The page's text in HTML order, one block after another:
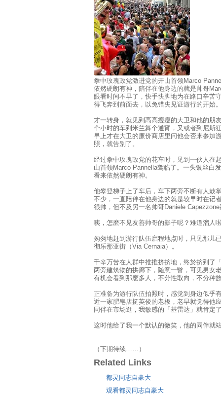
拳中玫瑰政党激进党的开山首领Marco
依然硬朗有神，陪伴在他身边的就是帅哥
眼看时间不早了，快手快脚地为在路口辛苦
得飞奔到前面去，以免错失见证游行的开始
才一转身，就见到高高瘦瘦的大卫和他的朋
个小时的车到米兰舞个通宵，又或者到尼斯
早上才在大卫的廉价商店里问他会否来参加
照，就告别了。
经过拳中玫瑰政党的花车时，见到一伙人在
山首领Marco Pannella驾临了。一头银丝白
看来依然硬朗有神。
他攀登梯子上了车后，车下两旁不断有人鼓
不少，一直陪伴在他身边的就是较早时在记
很帅，但不及另一名帅哥Daniele
咦，怎麽不见友善帅哥的影子呢？难道溜人
匆匆地赶到游行队伍启程地点时，只见那儿
彻乐那亚街（Via Cernaia）。
千辛万苦在人群中推推挤挤地，终於挤到了
两旁建筑物的拱廊下，随意一瞥，可见男女
有机会看到那麽多人，不分性取向，不分种
正准备为游行队伍拍照时，感觉到身边似乎
近一家肥皂店挺英俊的老板，老早就觉得他
同伴在市场逛，我敏感的「基雷达」就肯定
这时他给了我一个默认的微笑，他的同伴就
（下期待续……）
Related Links
都灵同志自豪大
观看都灵同志自豪大